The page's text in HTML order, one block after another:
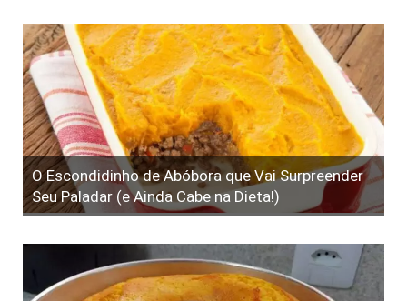
O Escondidinho de Abóbora que Vai Surpreender
Seu Paladar (e Ainda Cabe na Dieta!)